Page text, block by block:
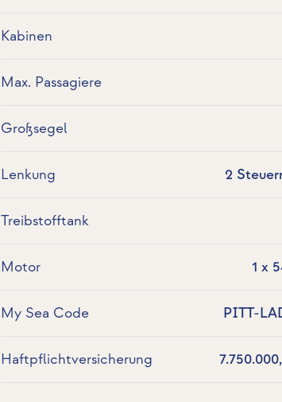
Kabinen
Max. Passagiere
Großsegel
Lenkung 2
Treibstofftank
Motor 1 x
My Sea Code PITT-
Haftpflichtversicherung